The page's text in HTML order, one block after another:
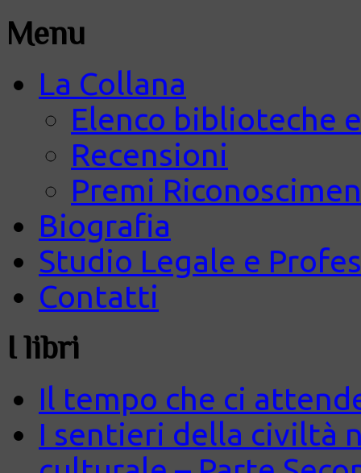
Menu
La Collana
Elenco biblioteche
Recensioni
Premi
Biografia
Studio Legale e
Contatti
I libri
Il tempo che ci
I sentieri della civiltà